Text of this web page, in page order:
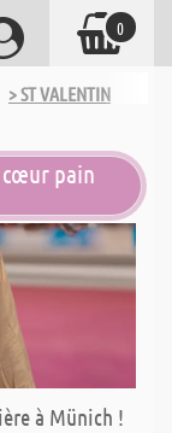
> ST VALENTIN
cœur pain
à Münich !
0